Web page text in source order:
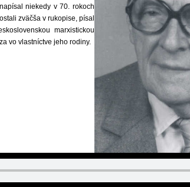
niekedy v 70. rokoch
zväčša v rukopise, písal
marxistickou
vo vlastníctve jeho rodiny.